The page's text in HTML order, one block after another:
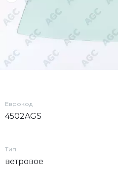
Еврокод
4502AGS
Тип
ветровое